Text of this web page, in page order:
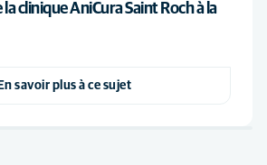
clinique AniCura Saint Roch à la
En savoir plus à ce sujet